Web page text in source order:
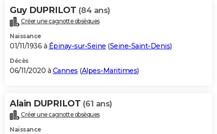
Guy DUPRILOT (84 ans)
Créer une cagnotte obsèques
Naissance
01/11/1936 à Épinay-sur-Seine (Seine-Saint-Denis)
Décès
06/11/2020 à Cannes (Alpes-Maritimes)
Alain DUPRILOT (61 ans)
Créer une cagnotte obsèques
Naissance